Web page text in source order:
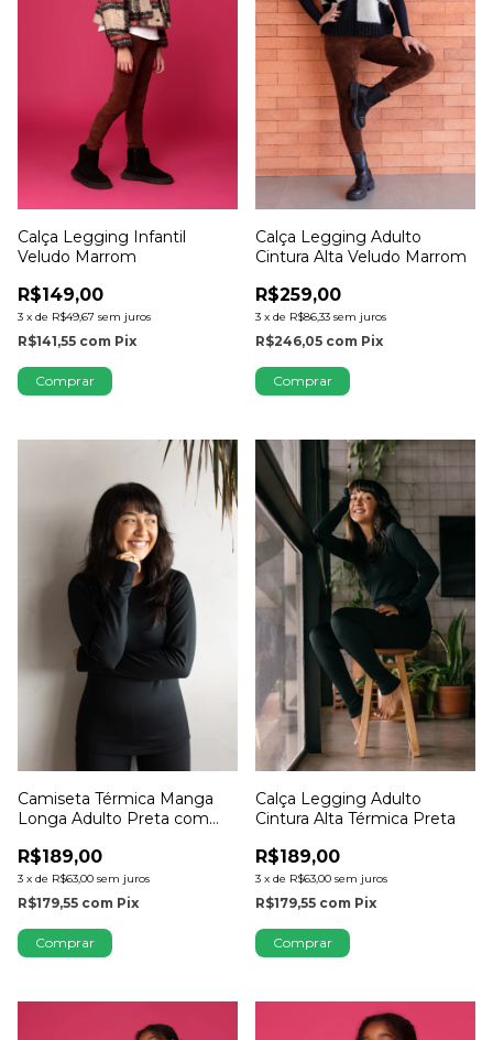
Calça Legging Infantil
Veludo Marrom
R$149,00
3 x de R$49,67 sem juros
R$141,55 com Pix
Comprar
Calça Legging Adulto
Cintura Alta Veludo Marrom
R$259,00
3 x de R$86,33 sem juros
R$246,05 com Pix
Comprar
Camiseta Térmica Manga
Longa Adulto Preta com
R$189,00
3 x de R$63,00 sem juros
R$179,55 com Pix
Comprar
Calça Legging Adulto
Cintura Alta Térmica Preta
R$189,00
3 x de R$63,00 sem juros
R$179,55 com Pix
Comprar